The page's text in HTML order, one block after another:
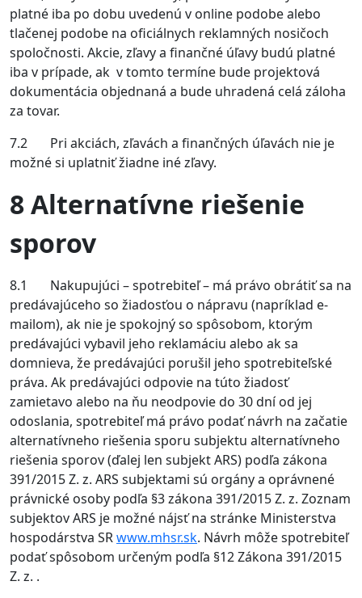
platné iba po dobu uvedenú v online podobe alebo
tlačenej podobe na oficiálnych reklamných nosičoch
spoločnosti. Akcie, zľavy a finančné úľavy budú platné
iba v prípade, ak v tomto termíne bude projektová
dokumentácia objednaná a bude uhradená celá záloha
za tovar.
7.2 Pri akciách, zľavách a finančných úľavách nie je
možné si uplatniť žiadne iné zľavy.
8 Alternatívne riešenie
sporov
8.1 Nakupujúci – spotrebiteľ – má právo obrátiť sa na
predávajúceho so žiadosťou o nápravu (napríklad e-
mailom), ak nie je spokojný so spôsobom, ktorým
predávajúci vybavil jeho reklamáciu alebo ak sa
domnieva, že predávajúci porušil jeho spotrebiteľské
práva. Ak predávajúci odpovie na túto žiadosť
zamietavo alebo na ňu neodpovie do 30 dní od jej
odoslania, spotrebiteľ má právo podať návrh na začatie
alternatívneho riešenia sporu subjektu alternatívneho
riešenia sporov (ďalej len subjekt ARS) podľa zákona
391/2015 Z. z. ARS subjektami sú orgány a oprávnené
právnické osoby podľa §3 zákona 391/2015 Z. z. Zoznam
subjektov ARS je možné nájsť na stránke Ministerstva
hospodárstva SRwww.mhsr.sk. Návrh môže spotrebiteľ
podať spôsobom určeným podľa §12 Zákona 391/2015
Z. z. .